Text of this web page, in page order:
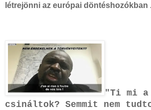
létrejönni az európai döntéshozókban
"Ti mi a
csináltok? Semmit nem